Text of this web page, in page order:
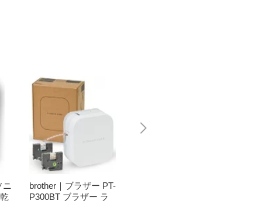
ニ
brother｜ブラザー PT-
P300BT ブラザー ラ